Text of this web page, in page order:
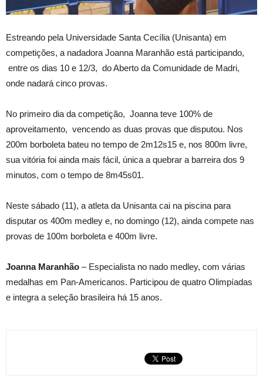
Estreando pela Universidade Santa Cecília (Unisanta) em
competições, a nadadora Joanna Maranhão está participando,
entre os dias 10 e 12/3, do Aberto da Comunidade de Madri,
onde nadará cinco provas.
No primeiro dia da competição, Joanna teve 100% de
aproveitamento, vencendo as duas provas que disputou. Nos
200m borboleta bateu no tempo de 2m12s15 e, nos 800m livre,
sua vitória foi ainda mais fácil, única a quebrar a barreira dos 9
minutos, com o tempo de 8m45s01.
Neste sábado (11), a atleta da Unisanta cai na piscina para
disputar os 400m medley e, no domingo (12), ainda compete nas
provas de 100m borboleta e 400m livre.
Joanna Maranhão – Especialista no nado medley, com várias
medalhas em Pan-Americanos. Participou de quatro Olimpíadas
e integra a seleção brasileira há 15 anos.